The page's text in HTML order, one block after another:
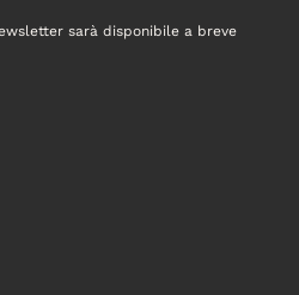
sarà disponibile a breve